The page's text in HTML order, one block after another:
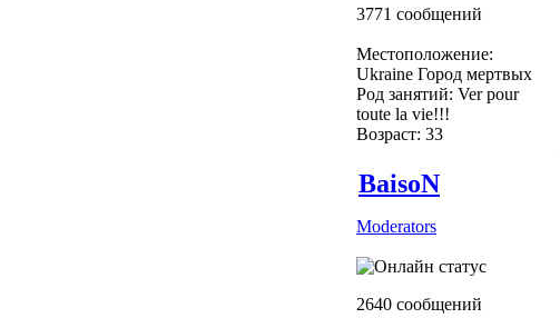
3771 сообщений
Местоположение:
Ukraine Город мертвых
Род занятий: Ver pour
toute la vie!!!
Возраст: 33
BaisoN
Moderators
2640 сообщений